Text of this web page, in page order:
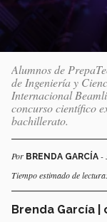
Alumnos de
de Ingeniería y
Internacional
concurso científico
bachillerato.
Por BRENDA GARCÍA -
Tiempo estimado de
Brenda García